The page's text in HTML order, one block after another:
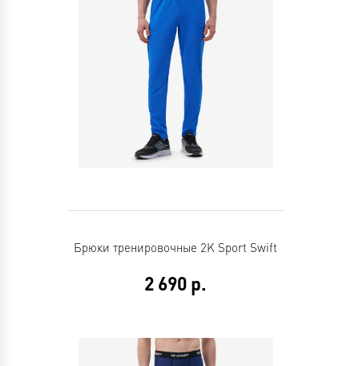
Брюки тренировочные 2K Sport Swift
2 690 р.